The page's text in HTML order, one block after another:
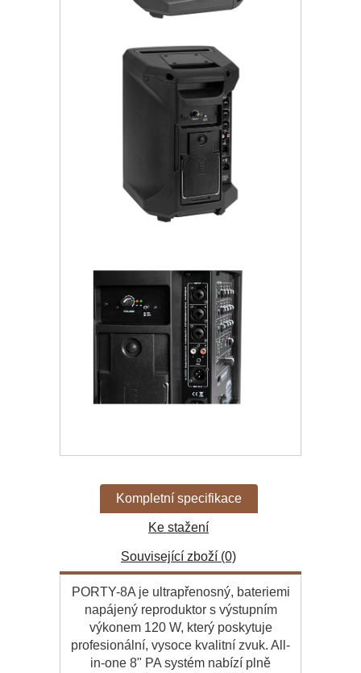
Kompletní specifikace
Ke stažení
Související zboží (0)
PORTY-8A je ultrapřenosný, bateriemi
napájený reproduktor s výstupním
výkonem 120 W, který poskytuje
profesionální, vysoce kvalitní zvuk. All-
in-one 8" PA systém nabízí plně